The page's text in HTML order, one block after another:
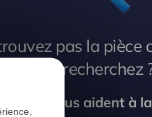
pas la pièce
vous recherchez
experts vous aident à